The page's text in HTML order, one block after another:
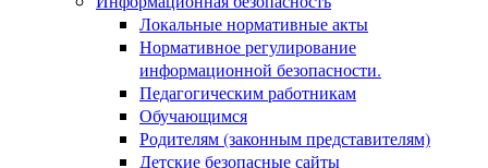
Локальные нормативные акты
Нормативное регулирование
информационной безопасности.
Педагогическим работникам
Обучающимся
Родителям (законным представителям)
Детские безопасные сайты